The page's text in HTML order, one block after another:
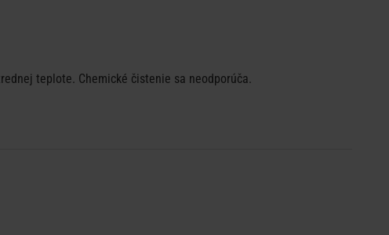
teplote. Chemické čistenie sa neodporúča.